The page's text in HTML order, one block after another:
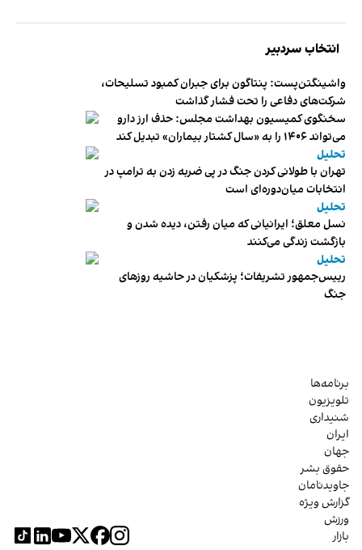
انتخاب سردبیر
واشینگتن‌پست: پنتاگون برای جبران کمبود تسلیحات،
شرکت‌های دفاعی را تحت فشار گذاشت
سخنگوی کمیسیون بهداشت مجلس: حذف ارز دارو
می‌تواند ۱۴۰۶ را به «سال کشتار بیماران» تبدیل کند
تحلیل
تهران با طولانی کردن جنگ در پی ضربه زدن به ترامپ در
انتخابات میان‌دوره‌ای است
تحلیل
نسل معلق؛ ایرانیانی که میان رفتن، دیده شدن و
بازگشت زندگی می‌کنند
تحلیل
رییس‌جمهور تشریفات؛ پزشکیان در حاشیه روزهای
جنگ
برنامه‌ها
تلویزیون
شنیداری
ایران
جهان
حقوق بشر
جاویدنامان
گزارش ویژه
ورزش
بازار